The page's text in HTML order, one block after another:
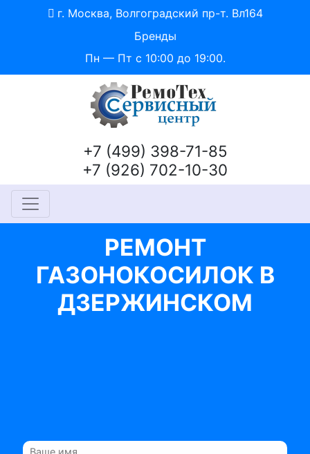
г. Москва, Волгоградский пр-т. Вл164
Бренды
Пн — Пт с 10:00 до 19:00.
+7 (499) 398-71-85
+7 (926) 702-10-30
РЕМОНТ
ГАЗОНОКОСИЛОК В
ДЗЕРЖИНСКОМ